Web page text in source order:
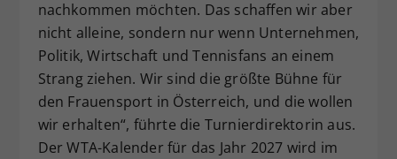
nachkommen möchten. Das schaffen wir aber
nicht alleine, sondern nur wenn Unternehmen,
Politik, Wirtschaft und Tennisfans an einem
Strang ziehen. Wir sind die größte Bühne für
den Frauensport in Österreich, und die wollen
wir erhalten“, führte die Turnierdirektorin aus.
Der WTA-Kalender für das Jahr 2027 wird im